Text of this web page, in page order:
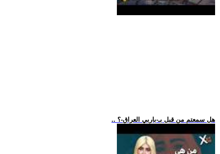
.. هل سمعتم من قبل بـ-باربي العراق-؟